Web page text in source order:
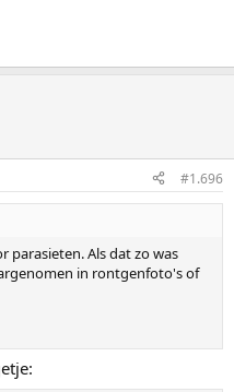
#1.696
parasieten. Als dat zo was
in rontgenfoto's of